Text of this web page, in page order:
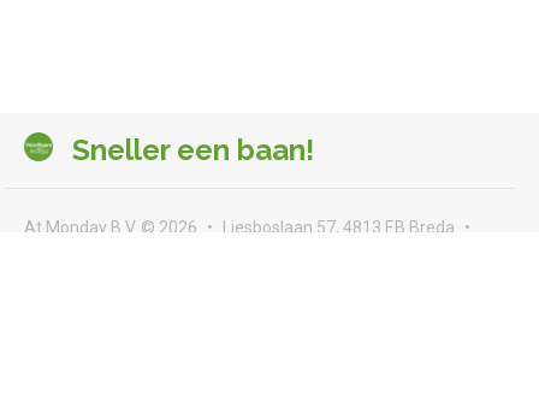
Sneller een baan!
At Monday B.V. © 2026
Liesboslaan 57, 4813 EB Breda